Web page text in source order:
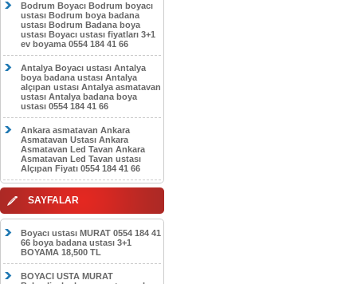
Bodrum Boyacı Bodrum boyacı
ustası Bodrum boya badana
ustası Bodrum Badana boya
ustası Boyacı ustası fiyatları 3+1
ev boyama 0554 184 41 66
Antalya Boyacı ustası Antalya
boya badana ustası Antalya
alçıpan ustası Antalya asmatavan
ustası Antalya badana boya
ustası 0554 184 41 66
Ankara asmatavan Ankara
Asmatavan Ustası Ankara
Asmatavan Led Tavan Ankara
Asmatavan Led Tavan ustası
Alçıpan Fiyatı 0554 184 41 66
SAYFALAR
Boyacı ustası MURAT 0554 184 41
66 boya badana ustası 3+1
BOYAMA 18,500 TL
BOYACI USTA MURAT